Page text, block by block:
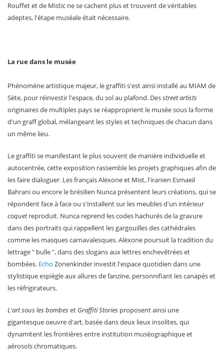
Rouffet et de Mistic ne se cachent plus et trouvent de véritables
adeptes, l'étape muséale était nécessaire.
La rue dans le musée
Phénomène artistique majeur, le graffiti s'est ainsi installé au MIAM de
Sète, pour réinvestir l'espace, du sol au plafond. Desstreet artists
originaires de multiples pays se réapproprient le musée sous la forme
d'un graff global, mélangeant les styles et techniques de chacun dans
un même lieu.
Le graffiti se manifestant le plus souvent de manière individuelle et
autocentrée, cette exposition rassemble les projets graphiques afin de
les faire dialoguer. Les français Alëxone et Mist, l'iranien Esmaeil
Bahrani ou encore le brésilien Nunca présentent leurs créations, qui se
répondent face à face ou s'installent sur les meubles d'un intérieur
coquetreproduit. Nunca reprend les codes hachurés de la gravure
dans des portraits qui rappellent les gargouilles des cathédrales
comme les masques carnavalesques. Alëxone poursuit la tradition du
lettrage " bulle ", dans des slogans aux lettres enchevêtrées et
bombées. Echo Zonenkinder investit l'espace quotidien dans une
stylistique espiègle aux allures de fanzine, personnifiant les canapés et
les réfrigirateurs.
L'art sous les bombeset Graffiti Stories proposent ainsi une
gigantesque oeuvre d'art, basée dans deux lieux insolites, qui
dynamitent les frontières entre institution muséographique et
aérosols chromatiques.